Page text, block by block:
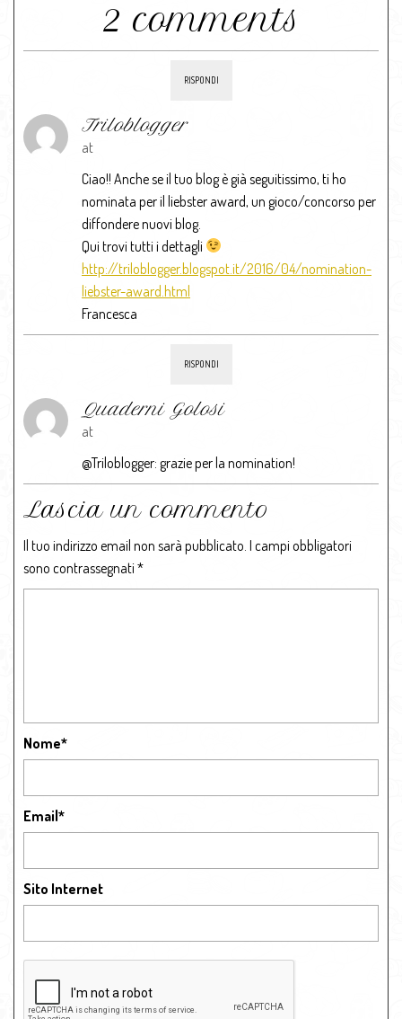
2 comments
RISPONDI
Triloblogger
at
Ciao!! Anche se il tuo blog è già seguitissimo, ti ho
nominata per il liebster award, un gioco/concorso per
diffondere nuovi blog.
Qui trovi tutti i dettagli
http://triloblogger.blogspot.it/2016/04/nomination-
liebster-award.html
Francesca
RISPONDI
Quaderni Golosi
at
@Triloblogger: grazie per la nomination!
Lascia un commento
Il tuo indirizzo email non sarà pubblicato. I campi obbligatori
sono contrassegnati *
Nome*
Email*
Sito Internet